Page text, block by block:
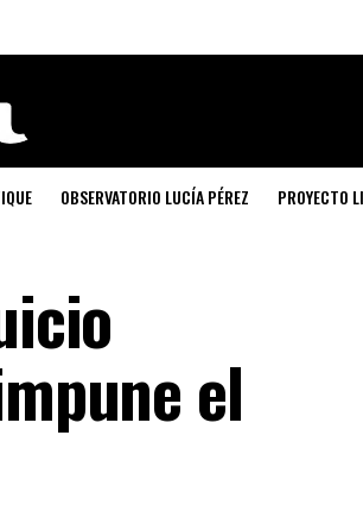
OBSERVATORIO LUCÍA PÉREZ PROYECTO
el